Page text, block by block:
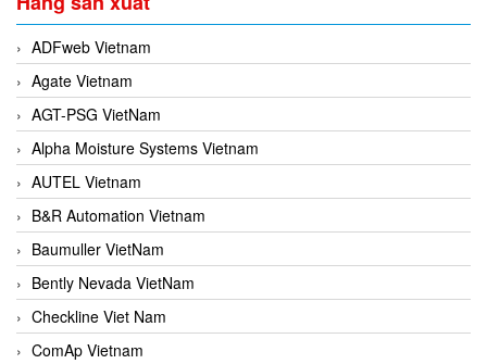
ADFweb Vietnam
Agate Vietnam
AGT-PSG VietNam
Alpha Moisture Systems Vietnam
AUTEL Vietnam
B&R Automation Vietnam
Baumuller VietNam
Bently Nevada VietNam
Checkline Viet Nam
ComAp Vietnam